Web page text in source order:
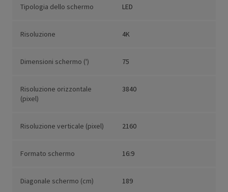
Tipologia dello schermo LED
Risoluzione 4K
Dimensioni schermo (') 75
Risoluzione orizzontale
(pixel)
3840
Risoluzione verticale (pixel) 2160
Formato schermo 16:9
Diagonale schermo (cm) 189